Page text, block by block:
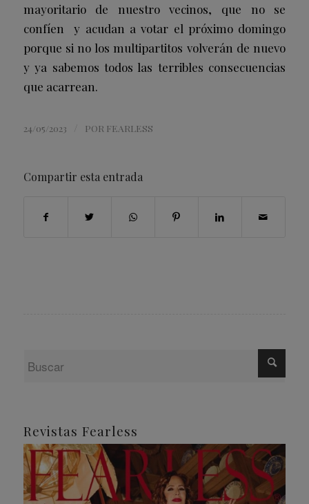
mayoritario de nuestro vecinos, que no se
confíen y acudan a votar el próximo domingo
porque si no los multipartitos volverán de nuevo
y ya sabemos todos las terribles consecuencias
que acarrean.
24/05/2023 POR FEARLESS
Compartir esta entrada
Revistas Fearless